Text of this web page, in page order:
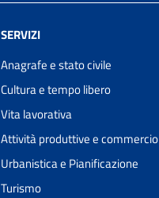
SERVIZI
Anagrafe e stato civile
Cultura e tempo libero
Vita lavorativa
Attività produttive e commercio
Urbanistica e Pianificazione
Turismo